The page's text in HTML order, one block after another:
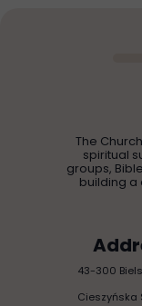
The
spiritual
groups,
building a
43-300
Cieszyńska